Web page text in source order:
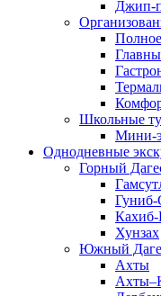
Джип-
Школьные
Мини-
Однодневные
Горный
Гуниб-
Кахиб-
Хунзах
Южный
Ахты